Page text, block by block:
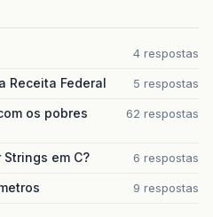
4 respostas
Receita Federal 5 respostas
os pobres
62 respostas
em C? 6 respostas
9 respostas